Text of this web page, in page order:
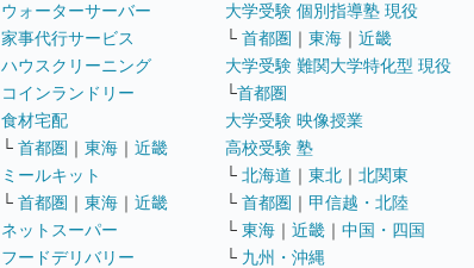
ウォーターサーバー
家事代行サービス
ハウスクリーニング
コインランドリー
食材宅配
└ 首都圏 ｜ 東海 ｜ 近畿
ミールキット
└ 首都圏 ｜ 東海 ｜ 近畿
ネットスーパー
フードデリバリー
大学受験 個別指導塾 現役
└ 首都圏 ｜ 東海 ｜ 近畿
大学受験 難関大学特化型 現役
└首都圏
大学受験 映像授業
高校受験 塾
└ 北海道 ｜ 東北 ｜ 北関東
└ 首都圏 ｜ 甲信越・北陸
└ 東海 ｜ 近畿 ｜ 中国・四国
└ 九州・沖縄